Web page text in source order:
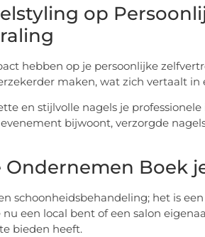
op
hebben op je persoonlijke
maken, wat zich vertaalt
en stijlvolle nagels je
bijwoont, verzorgde
Boek
schoonheidsbehandeling; het is
een local bent of een salon
bieden heeft.